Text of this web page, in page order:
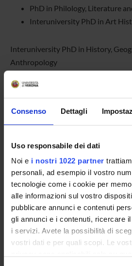
Consenso Dettagli
Uso responsabile dei dati
Noi e i nostri 1022 partner
personali, ad esempio il vostro
tecnologie come i cookie per
alle informazioni sul vostro
pubblicare annunci e contenuti
gli annunci e i contenuti, ricercare
i servizi. Avete la possibilità di
vostri dati e per quali scopi. Le
PhD in Philology, Literature
Interuniversity PhD in Art
Interuniversity PhD in History,
Anthropology
NEWS FOR STUDENTS
Announcements for Students
'Education announcements' show
deadlines for students.
If you are looking for other
courses try searching the
from